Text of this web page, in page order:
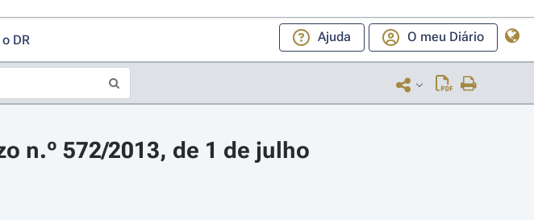
DR Ajuda O meu Diário
n.º 572/2013, de 1 de julho